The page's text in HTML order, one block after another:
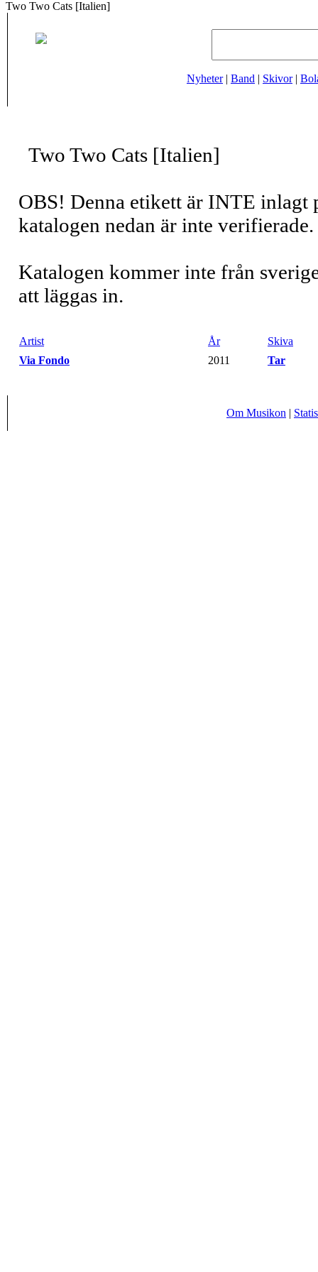
Two Two Cats [Italien]
Nyheter| Band | Skivor|
Two Two Cats [Italien]
OBS! Denna etikett är INTE inlagt
katalogen nedan är inte verifierade.
Katalogen kommer inte från
att läggas in.
Artist År
Skiva
Via Fondo
2011 Tar
Om Musikon |